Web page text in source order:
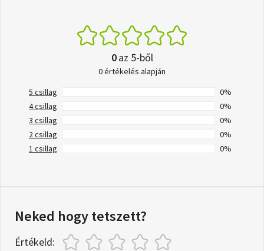
0az 5-ből
0 értékelés alapján
5 csillag
0%
4 csillag
0%
3 csillag
0%
2 csillag
0%
1 csillag
0%
Neked hogy tetszett?
Értékeld: